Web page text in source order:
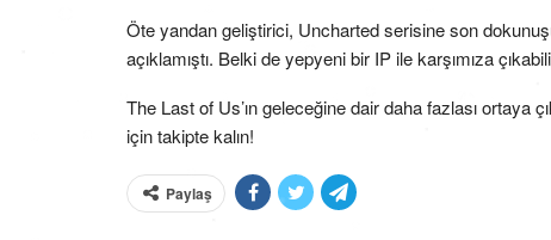
Öte yandan geliştirici, Uncharted serisine son
açıklamıştı. Belki de yepyeni bir IP ile karşımıza
The Last of Us’ın geleceğine dair daha fazlası ortaya
için takipte kalın!
Paylaş